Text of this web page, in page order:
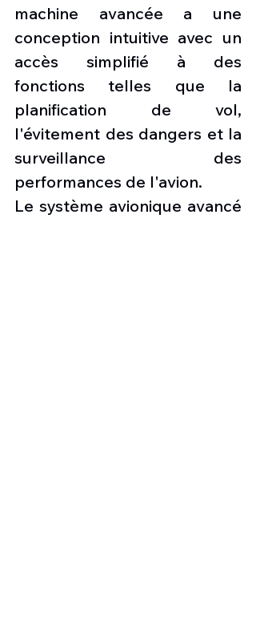
machine avancée a une
conception intuitive avec un
accès simplifié à des
fonctions telles que la
planification de vol,
l'évitement des dangers et la
surveillance des
performances de l'avion.
Le système avionique avancé